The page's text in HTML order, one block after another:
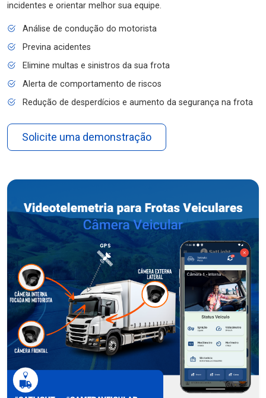
incidentes e orientar melhor sua equipe.
Análise de condução do motorista
Previna acidentes
Elimine multas e sinistros da sua frota
Alerta de comportamento de riscos
Redução de desperdícios e aumento da segurança na frota
Solicite uma demonstração